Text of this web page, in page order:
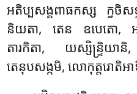
អតិប្បសង្គពាធកស្ស ក្វចិស
និយតា, តេន ឧបេតោ, អ
តារកិតា, យស្សិន្ទ្រិយ
តេនុបសង្កមិ, លោកុត្តរោតិ